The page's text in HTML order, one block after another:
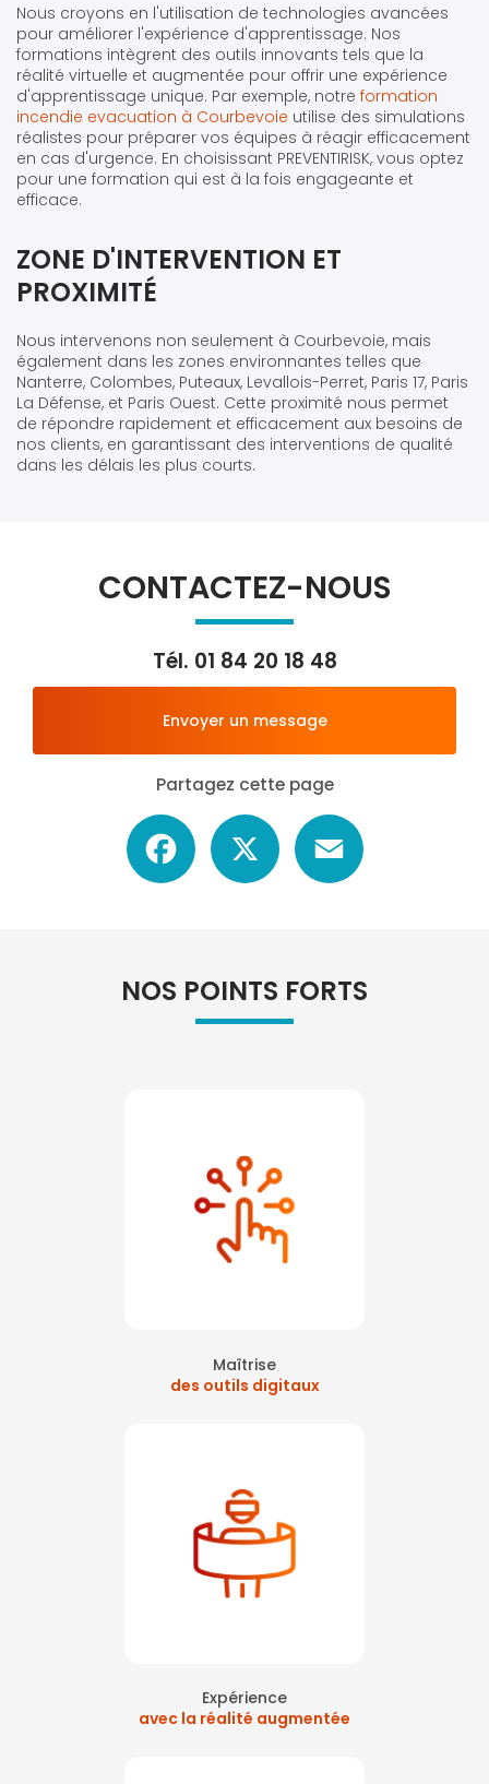
Nous croyons en l'utilisation de technologies avancées
pour améliorer l'expérience d'apprentissage. Nos
formations intègrent des outils innovants tels que la
réalité virtuelle et augmentée pour offrir une expérience
d'apprentissage unique. Par exemple, notre formation
incendie evacuation à Courbevoie utilise des simulations
réalistes pour préparer vos équipes à réagir efficacement
en cas d'urgence. En choisissant PREVENTIRISK, vous optez
pour une formation qui est à la fois engageante et
efficace.
ZONE D'INTERVENTION ET
PROXIMITÉ
Nous intervenons non seulement à Courbevoie, mais
également dans les zones environnantes telles que
Nanterre, Colombes, Puteaux, Levallois-Perret, Paris 17, Paris
La Défense, et Paris Ouest. Cette proximité nous permet
de répondre rapidement et efficacement aux besoins de
nos clients, en garantissant des interventions de qualité
dans les délais les plus courts.
CONTACTEZ-NOUS
Tél. 01 84 20 18 48
Envoyer un message
Partagez cette page
Facebook
NOS POINTS FORTS
Maîtrise
des outils digitaux
Expérience
avec la réalité augmentée